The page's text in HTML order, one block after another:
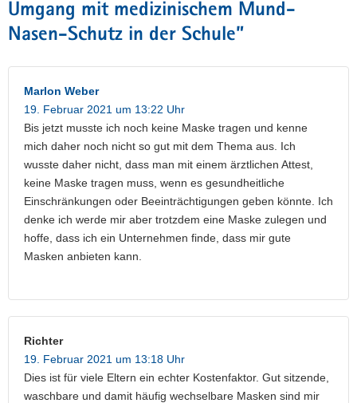
Umgang mit medizinischem Mund-
Nasen-Schutz in der Schule”
Marlon Weber
19. Februar 2021 um 13:22 Uhr
Bis jetzt musste ich noch keine Maske tragen und kenne
mich daher noch nicht so gut mit dem Thema aus. Ich
wusste daher nicht, dass man mit einem ärztlichen Attest,
keine Maske tragen muss, wenn es gesundheitliche
Einschränkungen oder Beeinträchtigungen geben könnte. Ich
denke ich werde mir aber trotzdem eine Maske zulegen und
hoffe, dass ich ein Unternehmen finde, dass mir gute
Masken anbieten kann.
Richter
19. Februar 2021 um 13:18 Uhr
Dies ist für viele Eltern ein echter Kostenfaktor. Gut sitzende,
waschbare und damit häufig wechselbare Masken sind mir